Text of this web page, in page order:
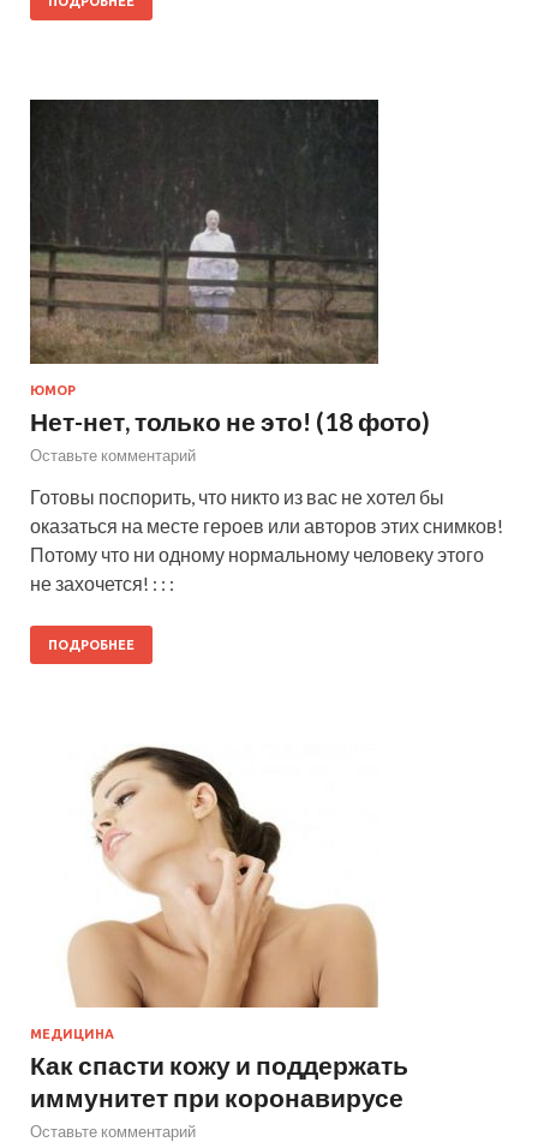
ЮМОР
Нет-нет, только не это! (18 фото)
Оставьте комментарий
Готовы поспорить, что никто из вас не хотел бы
оказаться на месте героев или авторов этих снимков!
Потому что ни одному нормальному человеку этого
не захочется! : : :
ПОДРОБНЕЕ
МЕДИЦИНА
Как спасти кожу и поддержать
иммунитет при коронавирусе
Оставьте комментарий